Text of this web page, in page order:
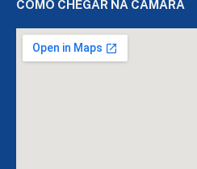
COMO CHEGAR NA CÂMARA